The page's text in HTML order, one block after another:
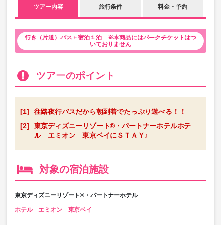
ツアー内容 旅行条件 料金・予約
行き（片道）バス＋宿泊１泊 ※本商品にはパークチケットはつ
いておりません
ツアーのポイント
[1]
往路夜行バスだから朝到着でたっぷり遊べる！！
[2]
東京ディズニーリゾート®・パートナーホテルホテ
ル エミオン 東京ベイにＳＴＡＹ♪
対象の宿泊施設
東京ディズニーリゾート®・パートナーホテル
ホテル エミオン 東京ベイ